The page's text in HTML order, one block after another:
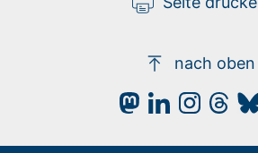
nach oben